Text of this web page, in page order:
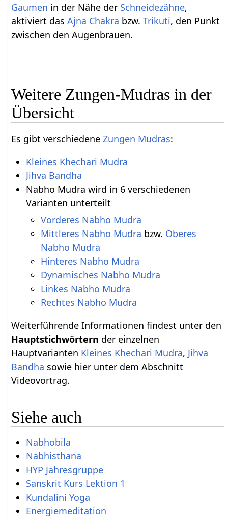
Gaumen in der Nähe der Schneidezähne,
aktiviert dasAjna Chakra bzw.Trikuti, den Punkt
zwischen den Augenbrauen.
Weitere Zungen-Mudras in der
Übersicht
Es gibt verschiedeneZungen Mudras:
Kleines Khechari Mudra
Jihva Bandha
Nabho Mudra wird in 6 verschiedenen
Varianten unterteilt
Vorderes Nabho Mudra
Mittleres Nabho Mudra bzw. Oberes
Nabho Mudra
Hinteres Nabho Mudra
Dynamisches Nabho Mudra
Linkes Nabho Mudra
Rechtes Nabho Mudra
Weiterführende Informationen findest unter den
Hauptstichwörtern der einzelnen
Hauptvarianten Kleines Khechari Mudra, Jihva
Bandha sowie hier unter dem Abschnitt
Videovortrag.
Siehe auch
Nabhobila
Nabhisthana
HYP Jahresgruppe
Sanskrit Kurs Lektion 1
Kundalini Yoga
Energiemeditation